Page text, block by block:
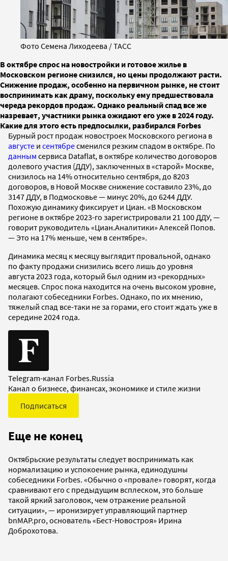
Фото Семена Лиходеева / ТАСС
В октябре спрос на новостройки и готовое жилье в
Московском регионе снизился, но цены продолжают расти.
Снижение продаж, особенно на первичном рынке, не стоит
воспринимать как драму, поскольку ему предшествовала
череда рекордов продаж. Однако реальный спад все же
назревает, участники рынка ожидают его уже в 2024 году.
Какие для этого есть предпосылки, разбирался Forbes
Бурный рост продаж новостроек Московского региона в
августе и сентябресменился резким спадом в октябре. По
данным сервиса Dataflat, в октябре количество договоров
долевого участия (ДДУ), заключенных в «старой» Москве,
снизилось на 14% относительно сентября, до 8203
договоров, в Новой Москве снижение составило 23%, до
3147 ДДУ, в Подмосковье — минус 20%, до 6244 ДДУ.
Похожую динамику фиксирует и Циан. «В Московском
регионе в октябре 2023-го зарегистрировали 21 100 ДДУ, —
говорит руководитель «Циан.Аналитики» Алексей Попов.
— Это на 17% меньше, чем в сентябре».
Динамика месяц к месяцу выглядит провальной, однако
по факту продажи снизились всего лишь до уровня
августа 2023 года, который был одним из «рекордных»
месяцев. Спрос пока находится на очень высоком уровне,
полагают собеседники Forbes. Однако, по их мнению,
тяжелый спад все-таки не за горами, его стоит ждать уже в
середине 2024 года.
Telegram-канал Forbes.Russia
Канал о бизнесе, финансах, экономике и стиле жизни
Подписаться
Еще не конец
Октябрьские результаты следует воспринимать как
нормализацию и успокоение рынка, единодушны
собеседники Forbes. «Обычно о «провале» говорят, когда
сравнивают его с предыдущим всплеском, это больше
такой яркий заголовок, чем отражение реальной
ситуации», — иронизирует управляющий партнер
bnMAP.pro, основатель «Бест-Новостроя» Ирина
Доброхотова.